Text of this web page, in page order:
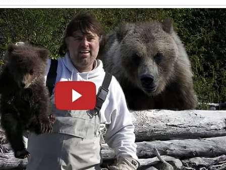
tornando a notícia ainda mais sensível para quem
o acompanhou por tanto tempo na televisão.
Enquanto o jornalista inicia essa nova etapa de
cuidados com a saúde, o episódio reforça uma
reflexão mais ampla sobre a importância da
prevenção, do acompanhamento médico regular
e da atenção aos sinais do corpo. A expectativa
é de que Chico Pinheiro siga seu tratamento com
tranquilidade, cercado de apoio e respeito à sua
privacidade, enquanto o público aguarda novas